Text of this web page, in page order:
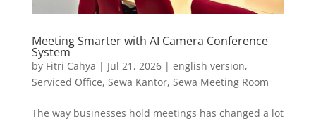
Meeting Smarter with AI Camera Conference
System
by Fitri Cahya | Jul 21, 2026| english version,
Serviced Office, Sewa Kantor, Sewa Meeting Room
The way businesses hold meetings has changed a lot